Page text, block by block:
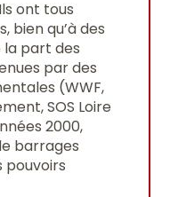
ont tous
bien qu’à des
la part des
par des
(WWF,
SOS Loire
2000,
barrages
pouvoirs